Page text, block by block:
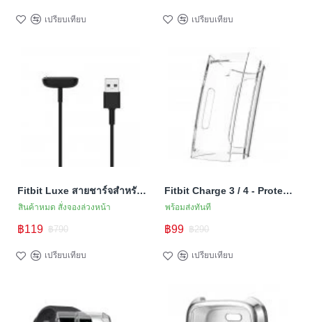
เปรียบเทียบ เปรียบเทียบ
Fitbit Luxe สายชาร์จสำหรับ Luxe (สายชาร์จ Premium คุณภาพสูง)
สินค้าหมด สั่งจองล่วงหน้า
฿119 ฿790
เปรียบเทียบ
Fitbit Charge 3 / 4 - Protective Case (TSM Band) เคส TPU ป้องกันตัวเรือน (Premium)
พร้อมส่งทันที
฿99 ฿290
เปรียบเทียบ